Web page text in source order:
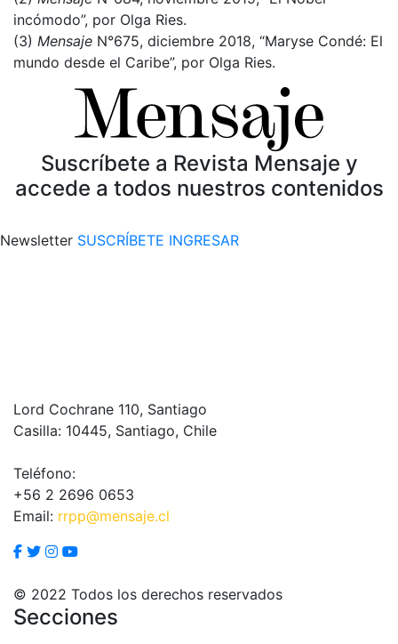
incómodo”, por Olga Ries.
(3) Mensaje N°675, diciembre 2018, “Maryse Condé: El
mundo desde el Caribe”, por Olga Ries.
Suscríbete a Revista Mensaje y
accede a todos nuestros contenidos
Newsletter SUSCRÍBETE INGRESAR
Lord Cochrane 110, Santiago
Casilla: 10445, Santiago, Chile
Teléfono:
+56 2 2696 0653
Email: rrpp@mensaje.cl
© 2022 Todos los derechos reservados
Secciones